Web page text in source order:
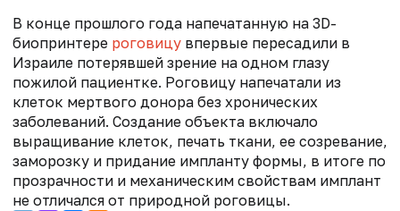
В конце прошлого года напечатанную на 3D-
биопринтере роговицу впервые пересадили в
Израиле потерявшей зрение на одном глазу
пожилой пациентке. Роговицу напечатали из
клеток мертвого донора без хронических
заболеваний. Создание объекта включало
выращивание клеток, печать ткани, ее созревание,
заморозку и придание импланту формы, в итоге по
прозрачности и механическим свойствам имплант
не отличался от природной роговицы.